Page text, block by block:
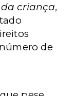
da criança,
de